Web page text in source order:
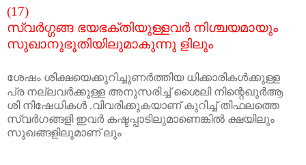
(17)
നിശ്ചയമായും
ഭയഭക്തിയുള്ളവർ
സ്വർഗ്ഗങ്ങ
ളിലും
സുഖാനുഭൂതിയിലുമാകുന്നു
ധിക്കാരികൾക്കുള്ള
ശിക്ഷയെക്കുറിച്ചുണർത്തിയ
ശേഷം
ഖുർആ
നിന്റെ
ശൈലി
അനുസരിച്ച്
നല്ലവർക്കുള്ള
പ്ര
തിഫലത്തെ
കുറിച്ച്
വിവരിക്കുകയാണ്
.
നിഷേധികൾ
ശി
ക്ഷയിലും
കഷ്ടപ്പാടിലുമാണെങ്കിൽ
ഇവർ
സ്വർഗങ്ങളി
ലും
സുഖങ്ങളിലുമാണ്